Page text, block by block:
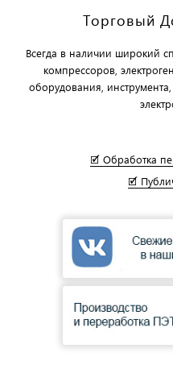
Торговый
Всегда в наличии широкий
компрессоров,
оборудования,
🗹 Обработка
🗹